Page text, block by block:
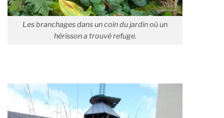
Les branchages dans un coin du jardin où un
hérisson a trouvé refuge.